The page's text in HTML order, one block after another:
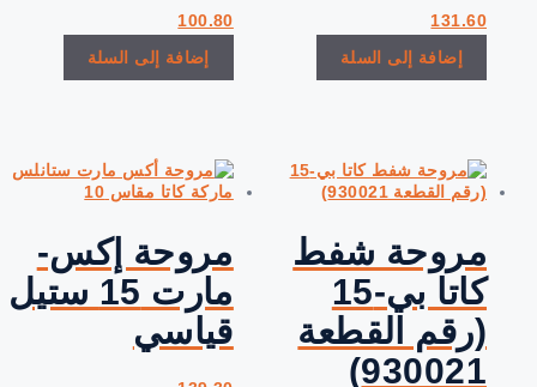
131.60
إضافة إلى السلة
100.80
إضافة إلى السلة
مروحة شفط
كاتا بي-15
(رقم القطعة
930021)
مروحة إكس-
مارت 15 ستيل
قياسي